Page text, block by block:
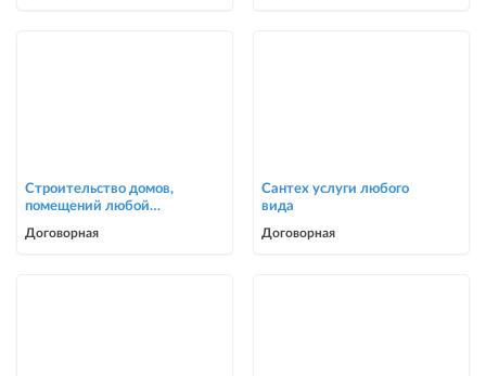
Строительство домов,
помещений любой
Договорная
Сантех услуги любого
вида
Договорная